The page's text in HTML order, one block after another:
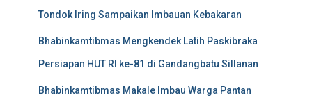
Tondok Iring Sampaikan Imbauan Kebakaran
Bhabinkamtibmas Mengkendek Latih Paskibraka
Persiapan HUT RI ke-81 di Gandangbatu Sillanan
Bhabinkamtibmas Makale Imbau Warga Pantan